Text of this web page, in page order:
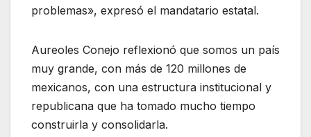
problemas», expresó el mandatario estatal.
Aureoles Conejo reflexionó que somos un país
muy grande, con más de 120 millones de
mexicanos, con una estructura institucional y
republicana que ha tomado mucho tiempo
construirla y consolidarla.